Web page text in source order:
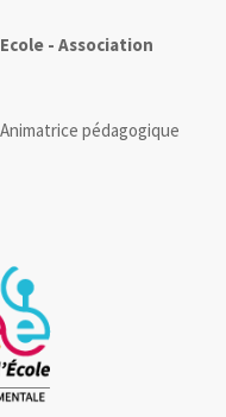
- Association
Animatrice pédagogique